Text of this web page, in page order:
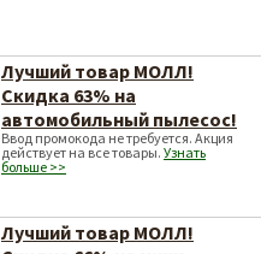
Лучший товар МОЛЛ!
Скидка 63% на
автомобильный пылесос!
Ввод промокода не требуется. Акция
действует на все товары. Узнать
больше >>
Лучший товар МОЛЛ!